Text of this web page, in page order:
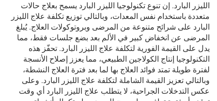
الليزر البارد. إن تنوع تكنولوجيا الليزر البارد يسمح بعلاج حالات
متعددة باستخدام نفس المعدات، وبالتالي توزيع تكلفة علاج الليزر
البارد على شرائح متنوعة من المرضى وبروتوكولات العلاج. يُبلغ
المرضى عن انخفاض كبير في الألم بعد بضع جلسات فقط، مما
يدل على القيمة الفورية لتكلفة علاج الليزر البارد. تحفّز هذه
التكنولوجيا إنتاج الكولاجين الطبيعي، مما يعزز إصلاح الأنسجة
لفترة طويلة تمتد فوائد العلاج بها لما بعد فترة العلاج النشطة،
وبالتالي تعزيز القيمة الشاملة لتكلفة علاج الليزر البارد. وعلى
عكس التدخلات الجراحية، لا يتطلب علاج الليزر البارد أي وقت